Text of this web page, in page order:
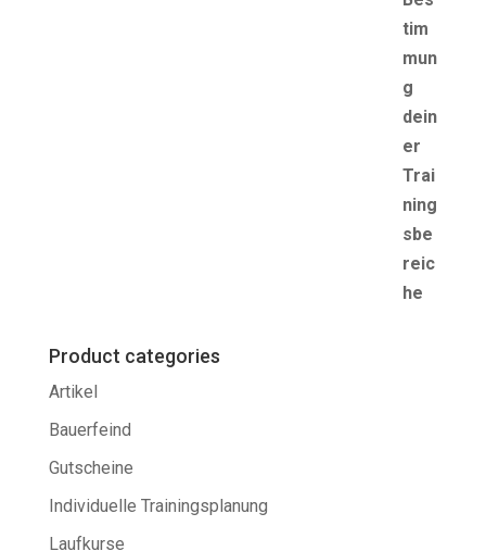
Product categories
Artikel
Bauerfeind
Gutscheine
Individuelle Trainingsplanung
Laufkurse